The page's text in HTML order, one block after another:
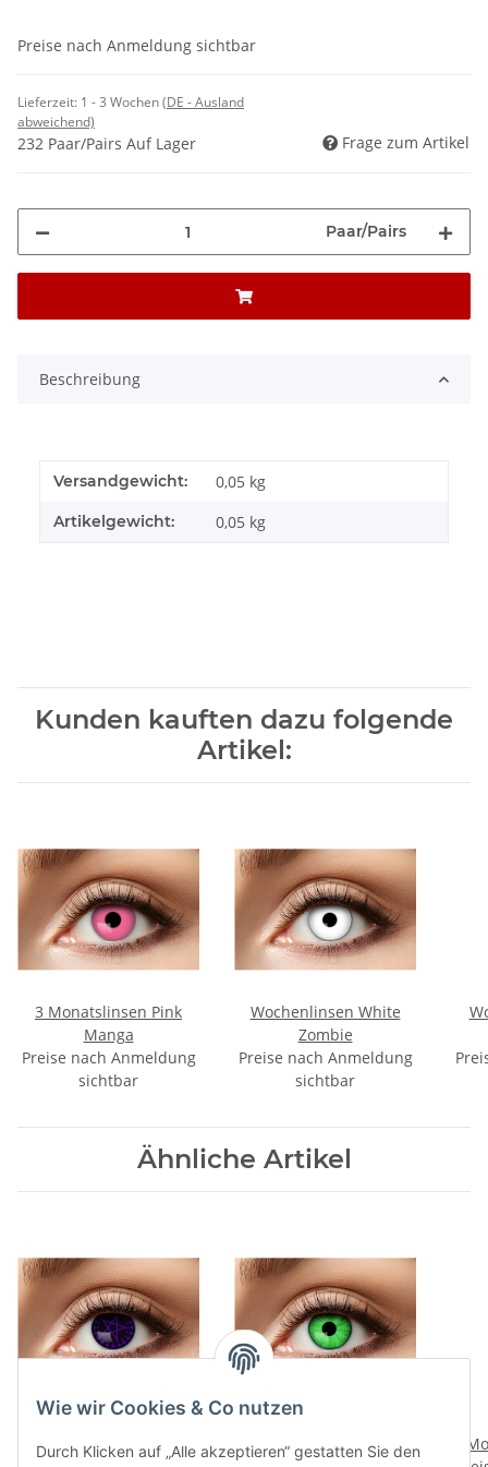
Preise nach Anmeldung sichtbar
Lieferzeit: 1 - 3 Wochen(DE - Ausland
abweichend)
232 Paar/Pairs Auf Lager Frage zum Artikel
Paar/Pairs
Beschreibung
Versandgewicht: 0,05 kg
Artikelgewicht: 0,05 kg
Kunden kauften dazu folgende
Artikel:
3 Monatslinsen Pink
Manga
Preise nach Anmeldung
sichtbar
Wochenlinsen White
Zombie
Preise nach Anmeldung
sichtbar
Ähnliche Artikel
12 Monatslinsen Black
Butler
Wochenlinsen Electro
Green
Wie wir Cookies & Co nutzen
Durch Klicken auf „Alle akzeptieren“ gestatten Sie den